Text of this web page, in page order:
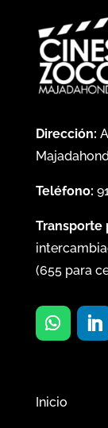
Dirección:
Teléfono:
Transporte
(655para
Inicio